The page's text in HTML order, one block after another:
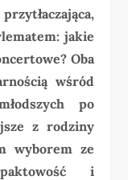
jakie
Oba
wśród
po
z rodziny
wyborem ze
i